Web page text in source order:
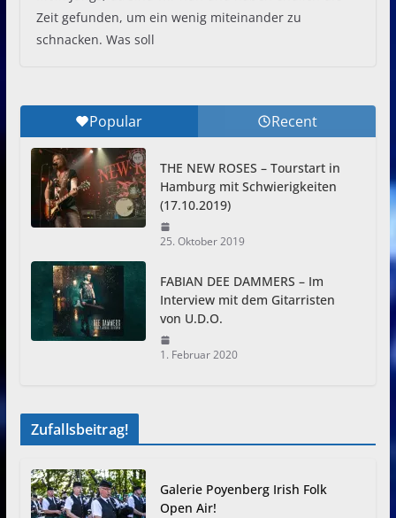
Zeit gefunden, um ein wenig miteinander zu
schnacken. Was soll
Popular Recent
THE NEW ROSES – Tourstart in
Hamburg mit Schwierigkeiten
(17.10.2019)
25. Oktober 2019
FABIAN DEE DAMMERS – Im
Interview mit dem Gitarristen
von U.D.O.
1. Februar 2020
Zufallsbeitrag!
Galerie Poyenberg Irish Folk
Open Air!